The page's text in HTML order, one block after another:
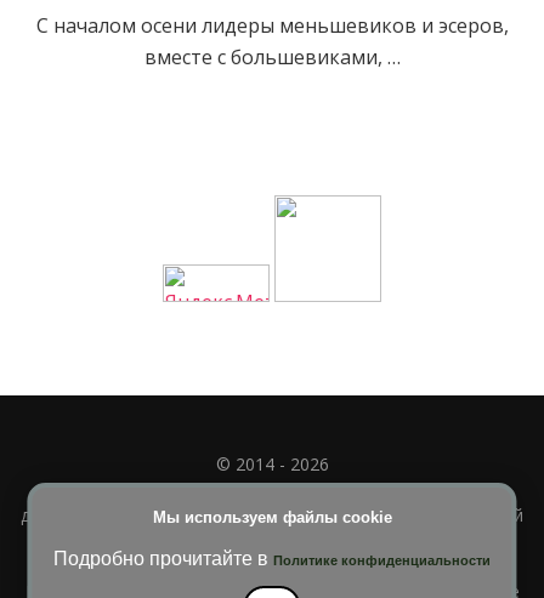
С началом осени лидеры меньшевиков и эсеров,
вместе с большевиками, …
Мы используем файлы cookie
Подробно прочитайте в Политике конфиденциальности
© 2014 - 2026
Полное или частичное использование материала
допускается только при наличии активной и индексируемой
Blossom Diva | РазработанаТемы Blossom . На платформе